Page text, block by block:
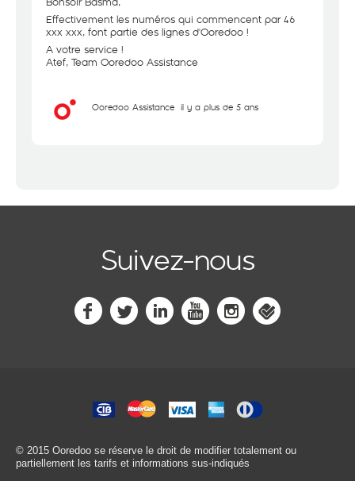
Effectivement les numéros qui commencent par 46
xxx xxx, font partie des lignes d'Ooredoo !
A votre service !
Atef, Team Ooredoo Assistance
Ooredoo Assistance il y a plus de 5 ans
Suivez-nous
© 2015 Ooredoo se réserve le droit de modifier totalement ou
partiellement les tarifs et informations sus-indiqués